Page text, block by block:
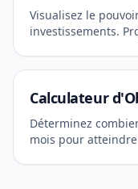
Visualisez le
investissements.
Calculateur
Déterminez
mois pour